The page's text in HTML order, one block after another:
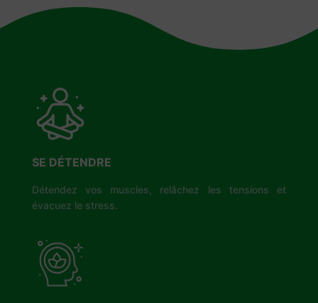
SE DÉTENDRE
Détendez vos muscles, relâchez les tensions et
évacuez le stress.